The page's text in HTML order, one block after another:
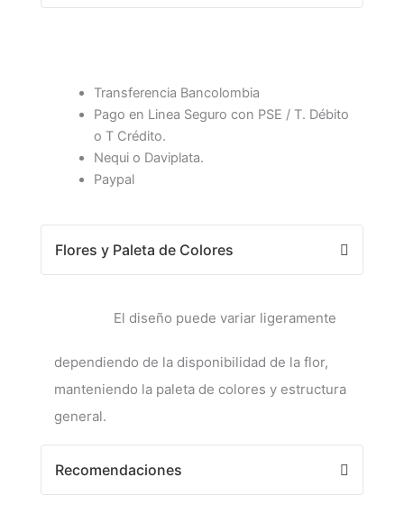
Transferencia Bancolombia
Pago en Linea Seguro con PSE / T. Débito
o T Crédito.
Nequi o Daviplata.
Paypal
Flores y Paleta de Colores
El diseño puede variar ligeramente
dependiendo de la disponibilidad de la flor,
manteniendo la paleta de colores y estructura
general.
Recomendaciones